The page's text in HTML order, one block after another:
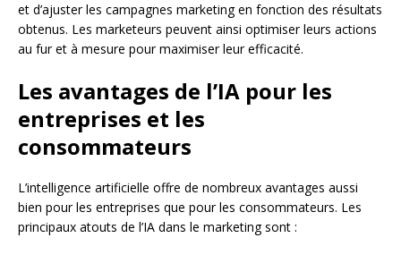
et d’ajuster les campagnes marketing en fonction des résultats
obtenus. Les marketeurs peuvent ainsi optimiser leurs actions
au fur et à mesure pour maximiser leur efficacité.
Les avantages de l’IA pour les
entreprises et les
consommateurs
L’intelligence artificielle offre de nombreux avantages aussi
bien pour les entreprises que pour les consommateurs. Les
principaux atouts de l’IA dans le marketing sont :